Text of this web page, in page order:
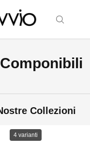
Collezioni
4 varianti